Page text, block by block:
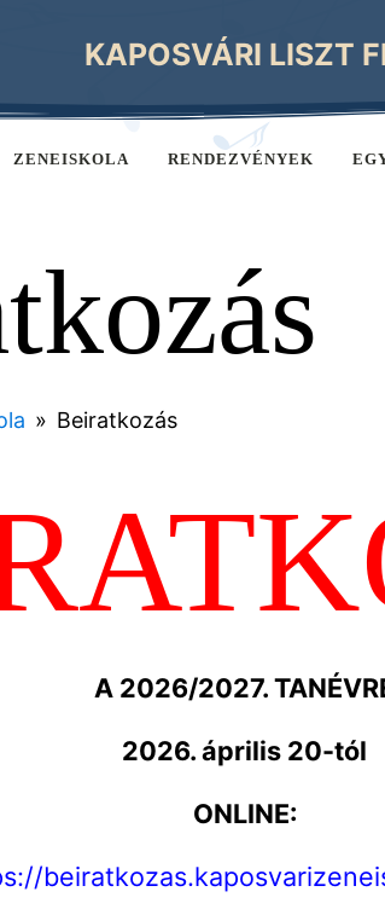
KAPOSVÁRI LISZT
ZENEISKOLA RENDEZVÉNYEK
» Beiratkozás
A 2026/2027.
2026. április 20-tól
ONLINE: